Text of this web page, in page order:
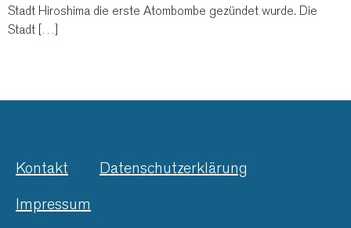
Stadt Hiroshima die erste Atombombe gezündet wurde. Die
Stadt […]
Kontakt
Datenschutzerklärung
Impressum